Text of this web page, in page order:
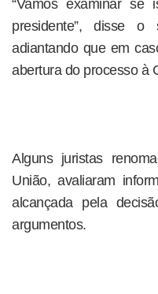
“Vamos examinar se
presidente”, disse o
adiantando que em
abertura do processo à
Alguns juristas
União, avaliaram
alcançada pela
argumentos.